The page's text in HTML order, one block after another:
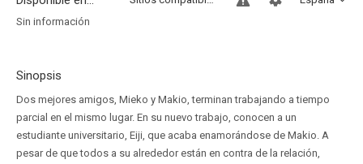
Sin información
Sinopsis
Dos mejores amigos, Mieko y Makio, terminan trabajando a tiempo
parcial en el mismo lugar. En su nuevo trabajo, conocen a un
estudiante universitario, Eiji, que acaba enamorándose de Makio. A
pesar de que todos a su alrededor están en contra de la relación,